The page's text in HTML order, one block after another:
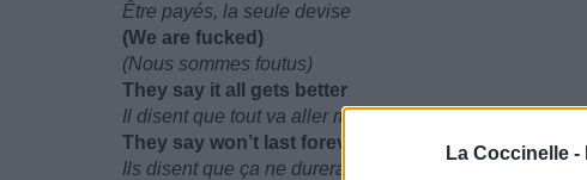
La Coccinelle -
Être payés, la seule devise
(We are fucked)
(Nous sommes foutus)
They say it all gets better
Il disent que tout va aller mieux
They say won’t last forever
Ils disent que ça ne durera pas